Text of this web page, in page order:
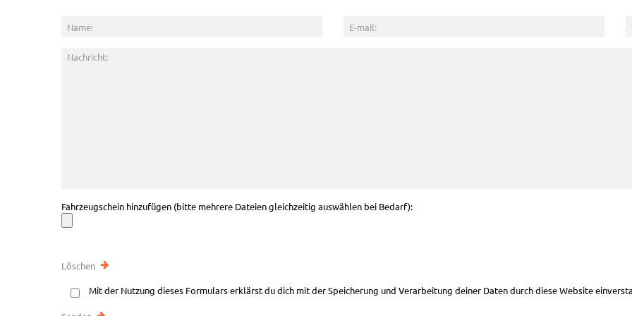
Fahrzeugschein hinzufügen (bitte mehrere Dateien gleichzeitig auswählen bei Bedarf):
Mit der Nutzung dieses Formulars erklärst du dich mit der Speicherung und Verarbeitung deiner Daten durch diese Website